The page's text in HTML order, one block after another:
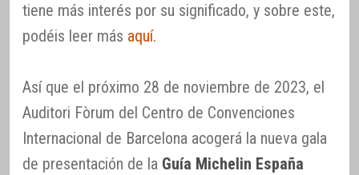
tiene más interés por su significado, y sobre este,
podéis leer más aquí.
Así que el próximo 28 de noviembre de 2023, el
Auditori Fòrum del Centro de Convenciones
Internacional de Barcelona acogerá la nueva gala
de presentación de la Guía Michelin España